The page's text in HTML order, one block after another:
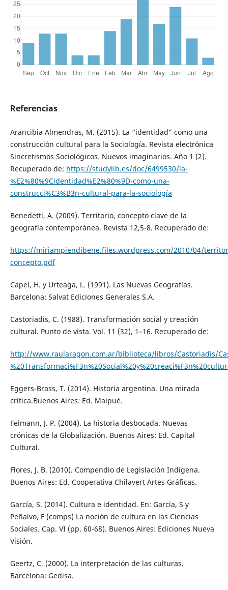
Referencias
Arancibia Almendras, M. (2015). La “identidad” como una
construcción cultural para la Sociología. Revista electrónica
Sincretismos Sociológicos. Nuevos imaginarios. Año 1 (2).
Recuperado de: https://studylib.es/doc/6499530/la-
%E2%80%9Cidentidad%E2%80%9D-como-una-
construcci%C3%B3n-cultural-para-la-sociología
Benedetti, A. (2009). Territorio, concepto clave de la
geografía contemporánea. Revista 12,5-8. Recuperado de:
https://miriampiendibene.files.wordpress.com/2010/04/
concepto.pdf
Capel, H. y Urteaga, L. (1991). Las Nuevas Geografías.
Barcelona: Salvat Ediciones Generales S.A.
Castoriadis, C. (1988). Transformación social y creación
cultural. Punto de vista. Vol. 11 (32), 1–16. Recuperado de:
http://www.raularagon.com.ar/biblioteca/libros/Castoriadis/
Eggers-Brass, T. (2014). Historia argentina. Una mirada
crítica.Buenos Aires: Ed. Maipué.
Feimann, J. P. (2004). La historia desbocada. Nuevas
crónicas de la Globalización. Buenos Aires: Ed. Capital
Cultural.
Flores, J. B. (2010). Compendio de Legislación Indígena.
Buenos Aires: Ed. Cooperativa Chilavert Artes Gráficas.
García, S. (2014). Cultura e identidad. En: García, S y
Peñalvo, F (comps) La noción de cultura en las Ciencias
Sociales. Cap. VI (pp. 60-68). Buenos Aires: Ediciones Nueva
Visión.
Geertz, C. (2000). La interpretación de las culturas.
Barcelona: Gedisa.